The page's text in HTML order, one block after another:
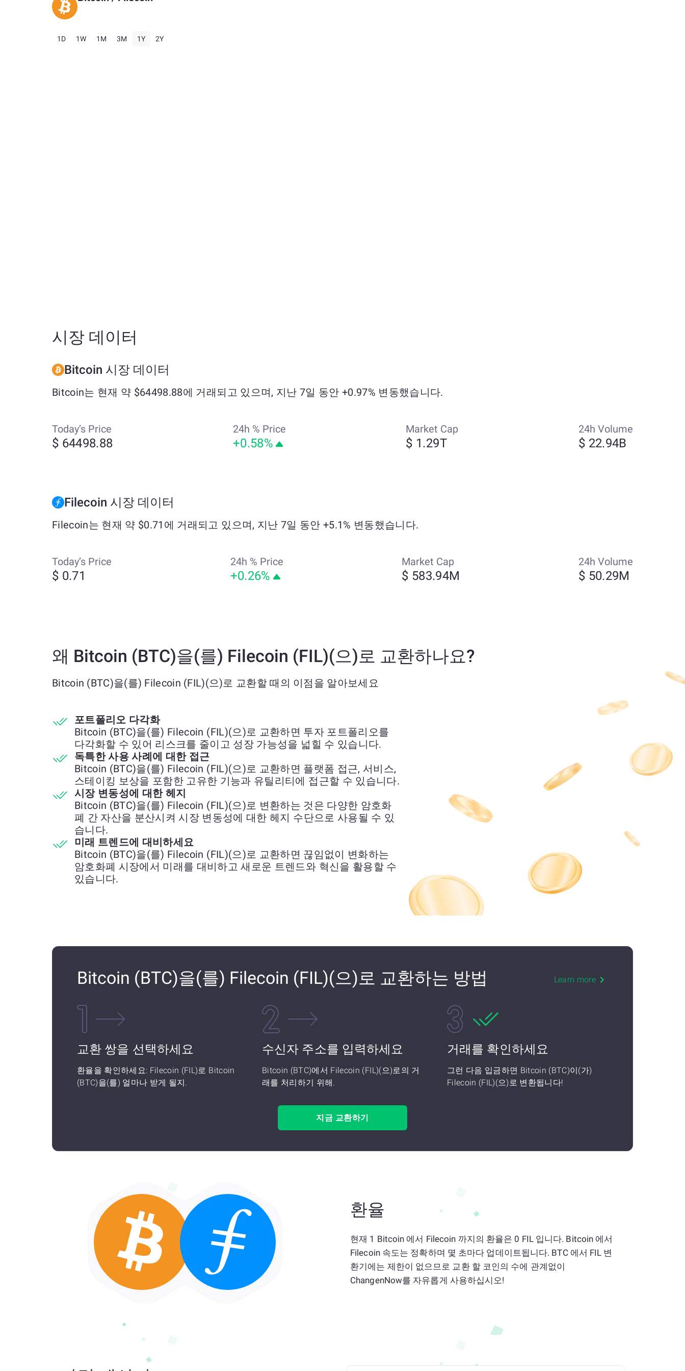
1D 1W 1M 3M 1Y 2Y
시장 데이터
Bitcoin 시장 데이터
Bitcoin는 현재 약 $64498.88에 거래되고 있으며, 지난 7일 동안 +0.97% 변동했습니다.
Today’s Price
$ 64498.88
24h % Price
+0.58%
Market Cap
$ 1.29T
24h Volume
$ 22.94B
Filecoin 시장 데이터
Filecoin는 현재 약 $0.71에 거래되고 있으며, 지난 7일 동안 +5.1% 변동했습니다.
Today’s Price
$ 0.71
24h % Price
+0.26%
Market Cap
$ 583.94M
24h Volume
$ 50.29M
왜 Bitcoin (BTC)을(를) Filecoin (FIL)(으)로 교환하나요?
Bitcoin (BTC)을(를) Filecoin (FIL)(으)로 교환할 때의 이점을 알아보세요
포트폴리오 다각화
Bitcoin (BTC)을(를) Filecoin (FIL)(으)로 교환하면 투자 포트폴리오를
다각화할 수 있어 리스크를 줄이고 성장 가능성을 넓힐 수 있습니다.
독특한 사용 사례에 대한 접근
Bitcoin (BTC)을(를) Filecoin (FIL)(으)로 교환하면 플랫폼 접근, 서비스,
스테이킹 보상을 포함한 고유한 기능과 유틸리티에 접근할 수 있습니다.
시장 변동성에 대한 헤지
Bitcoin (BTC)을(를) Filecoin (FIL)(으)로 변환하는 것은 다양한 암호화
폐 간 자산을 분산시켜 시장 변동성에 대한 헤지 수단으로 사용될 수 있
습니다.
미래 트렌드에 대비하세요
Bitcoin (BTC)을(를) Filecoin (FIL)(으)로 교환하면 끊임없이 변화하는
암호화폐 시장에서 미래를 대비하고 새로운 트렌드와 혁신을 활용할 수
있습니다.
Bitcoin (BTC)을(를) Filecoin (FIL)(으)로 교환하는 방법 Learn more
교환 쌍을 선택하세요
환율을 확인하세요: Filecoin (FIL)로 Bitcoin
(BTC)을(를) 얼마나 받게 될지.
수신자 주소를 입력하세요
Bitcoin (BTC)에서 Filecoin (FIL)(으)로의 거
래를 처리하기 위해.
거래를 확인하세요
그런 다음 입금하면 Bitcoin (BTC)이(가)
Filecoin (FIL)(으)로 변환됩니다!
지금 교환하기
환율
현재 1 Bitcoin 에서 Filecoin 까지의 환율은 0 FIL 입니다. Bitcoin 에서
Filecoin 속도는 정확하며 몇 초마다 업데이트됩니다. BTC 에서 FIL 변
환기에는 제한이 없으므로 교환 할 코인의 수에 관계없이
ChangenNow를 자유롭게 사용하십시오!